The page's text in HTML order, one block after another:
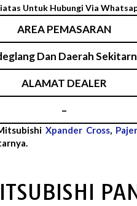
Untuk Hubungi Via
AREA PEMASARAN
Dan Daerah
ALAMAT DEALER
–
Xpander Cross,